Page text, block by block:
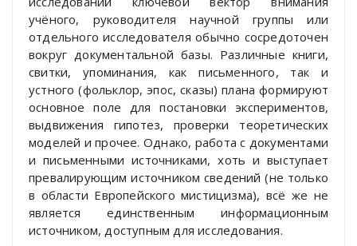
учёного, руководителя научной группы или
отдельного исследователя обычно сосредоточен
вокруг документальной базы. Различные книги,
свитки, упоминания, как письменного, так и
устного (фольклор, эпос, сказы) плана формируют
основное поле для постановки экспериментов,
выдвижения гипотез, проверки теоретических
моделей и прочее. Однако, работа с документами
и письменными источниками, хоть и выступает
превалирующим источником сведений (не только
в области Европейского мистицизма), всё же не
является единственным информационным
источником, доступным для исследования.